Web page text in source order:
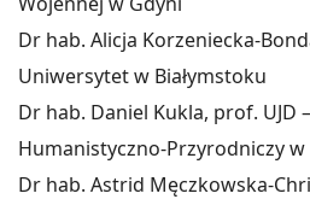
Dr hab. Alicja Korzeniecka-
Uniwersytet w Białymstoku
Dr hab. Daniel Kukla, prof. UJD
Humanistyczno-Przyrodniczy
Dr hab. Astrid Męczkowska-